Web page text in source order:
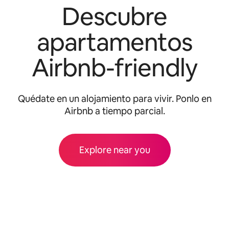
Descubre
apartamentos
Airbnb-friendly
Quédate en un alojamiento para vivir. Ponlo en
Airbnb a tiempo parcial.
Explore near you